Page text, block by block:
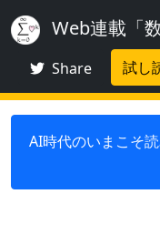
Web連載「
Share 試し
AI時代のいまこそ